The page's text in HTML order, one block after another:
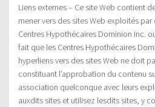
Liens externes – Ce site Web contient
mener vers des sites Web exploités
Centres Hypothécaires Dominion Inc.
fait que les Centres Hypothécaires
hyperliens vers des sites Web ne doit
constituant l’approbation du contenu
association quelconque avec leurs
auxdits sites et utilisez lesdits sites, y